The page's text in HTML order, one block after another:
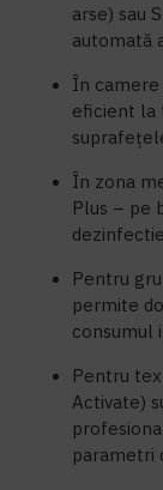
arse) sau
automată
În camere
eficient la
În zona
Plus – pe
Pentru
permite
consumul
Pentru
Activate)
parametri